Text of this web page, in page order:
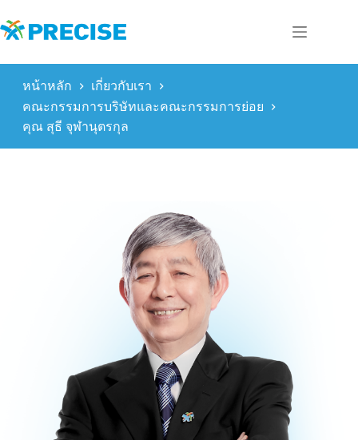
to
content
หน้าหลัก
เกี่ยวกับเรา
คณะกรรมการบริษัทและคณะกรรมการย่อย
คุณ สุธี จุฬานุตรกุล